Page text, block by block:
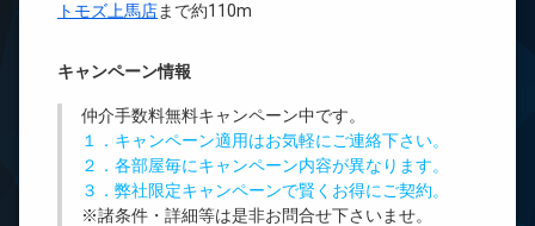
トモズ上馬店まで約110m
キャンペーン情報
仲介手数料無料キャンペーン中です。
１．キャンペーン適用はお気軽にご連絡下さい。
２．各部屋毎にキャンペーン内容が異なります。
３．弊社限定キャンペーンで賢くお得にご契約。
※諸条件・詳細等は是非お問合せ下さいませ。